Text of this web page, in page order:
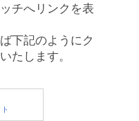
チへリンクを表
下記のようにク
たします。